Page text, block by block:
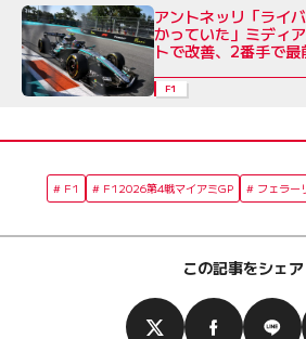
アントネッリ「ライ
かっていた」ミディ
トで改善、2番手で最
F1
F1 F12026第4戦マイアミGP フェラー
この記事をシェア